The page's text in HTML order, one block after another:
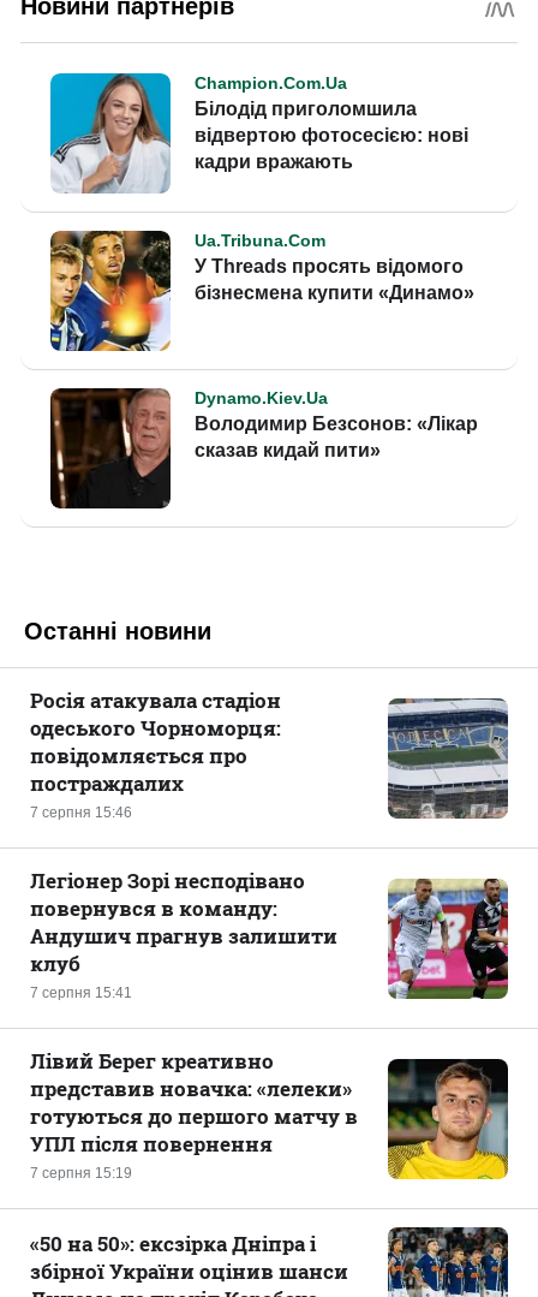
Останні новини
7 серпня 15:46
Росія атакувала стадіон
одеського Чорноморця:
повідомляється про
постраждалих
7 серпня 15:41
Легіонер Зорі несподівано
повернувся в команду:
Андушич прагнув залишити
клуб
7 серпня 15:19
Лівий Берег креативно
представив новачка: «лелеки»
готуються до першого матчу в
УПЛ після повернення
«50 на 50»: ексзірка Дніпра і
збірної України оцінив шанси